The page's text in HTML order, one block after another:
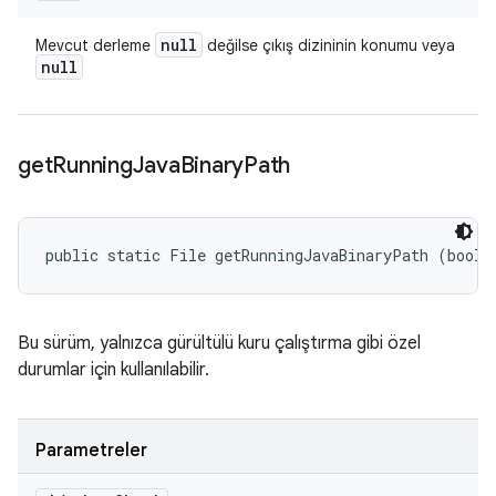
Mevcut derleme null değilse çıkış dizininin konumu veya
null
getRunningJavaBinaryPath
public static File getRunningJavaBinaryPath
Bu sürüm, yalnızca gürültülü kuru çalıştırma gibi özel
durumlar için kullanılabilir.
Parametreler